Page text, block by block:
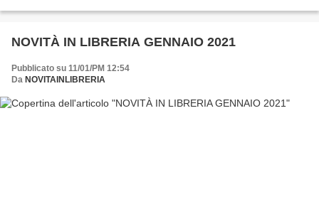
NOVITÀ IN LIBRERIA GENNAIO 2021
Pubblicato su 11/01/PM 12:54
Da NOVITAINLIBRERIA